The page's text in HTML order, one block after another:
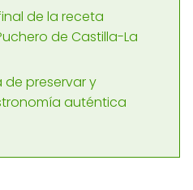
de la receta
de Castilla-La
preservar y
auténtica